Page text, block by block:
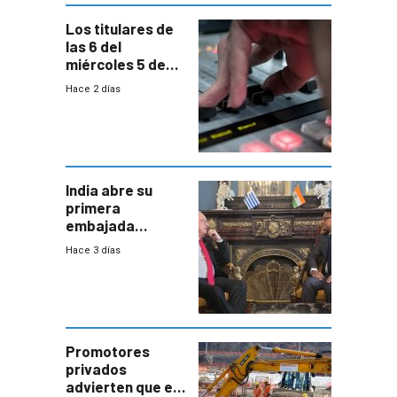
Los titulares de
las 6 del
miércoles 5 de
agosto de 2026
Hace 2 días
India abre su
primera
embajada
residente en
enorme
potencial
Hace 3 días
Promotores
privados
advierten que el